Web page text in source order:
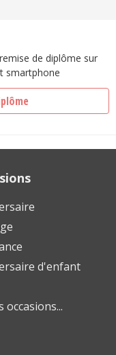
de diplôme sur
smartphone
d'enfant
occasions...